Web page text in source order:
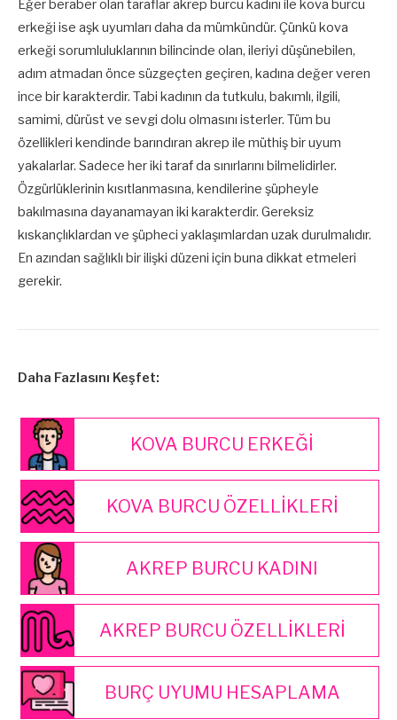
Eğer beraber olan taraflar akrep burcu kadını ile kova burcu
erkeği ise aşk uyumları daha da mümkündür. Çünkü kova
erkeği sorumluluklarının bilincinde olan, ileriyi düşünebilen,
adım atmadan önce süzgeçten geçiren, kadına değer veren
ince bir karakterdir. Tabi kadının da tutkulu, bakımlı, ilgili,
samimi, dürüst ve sevgi dolu olmasını isterler. Tüm bu
özellikleri kendinde barındıran akrep ile müthiş bir uyum
yakalarlar. Sadece her iki taraf da sınırlarını bilmelidirler.
Özgürlüklerinin kısıtlanmasına, kendilerine şüpheyle
bakılmasına dayanamayan iki karakterdir. Gereksiz
kıskançlıklardan ve şüpheci yaklaşımlardan uzak durulmalıdır.
En azından sağlıklı bir ilişki düzeni için buna dikkat etmeleri
gerekir.
Daha Fazlasını Keşfet:
KOVA BURCU ERKEĞİ
KOVA BURCU ÖZELLİKLERİ
AKREP BURCU KADINI
AKREP BURCU ÖZELLİKLERİ
BURÇ UYUMU HESAPLAMA